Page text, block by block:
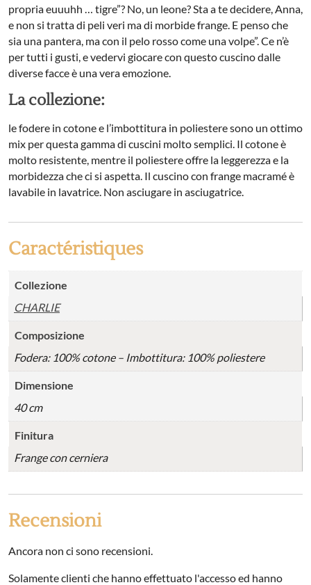
propria euuuhh … tigre”? No, un leone? Sta a te decidere, Anna,
e non si tratta di peli veri ma di morbide frange. E penso che
sia una pantera, ma con il pelo rosso come una volpe”. Ce n’è
per tutti i gusti, e vedervi giocare con questo cuscino dalle
diverse facce è una vera emozione.
La collezione:
le fodere in cotone e l’imbottitura in poliestere sono un ottimo
mix per questa gamma di cuscini molto semplici. Il cotone è
molto resistente, mentre il poliestere offre la leggerezza e la
morbidezza che ci si aspetta. Il cuscino con frange macramé è
lavabile in lavatrice. Non asciugare in asciugatrice.
Caractéristiques
Collezione
CHARLIE
Composizione
Fodera: 100% cotone – Imbottitura: 100% poliestere
Dimensione
40 cm
Finitura
Frange con cerniera
Recensioni
Ancora non ci sono recensioni.
Solamente clienti che hanno effettuato l'accesso ed hanno